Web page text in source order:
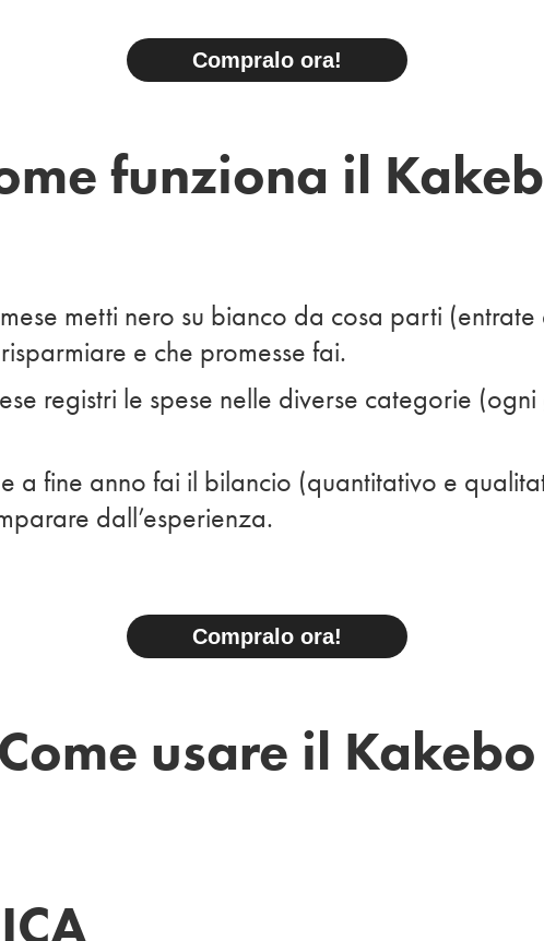
Compralo ora!
funziona il
metti nero su bianco da cosa parti (entrate
e che promesse fai.
registri le spese nelle diverse categorie
a fine anno fai il bilancio (quantitativo e
dall’esperienza.
Compralo ora!
Come usare il Kakebo